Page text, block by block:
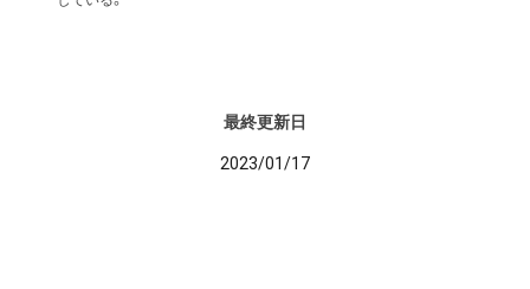
最終更新日
2023/01/17